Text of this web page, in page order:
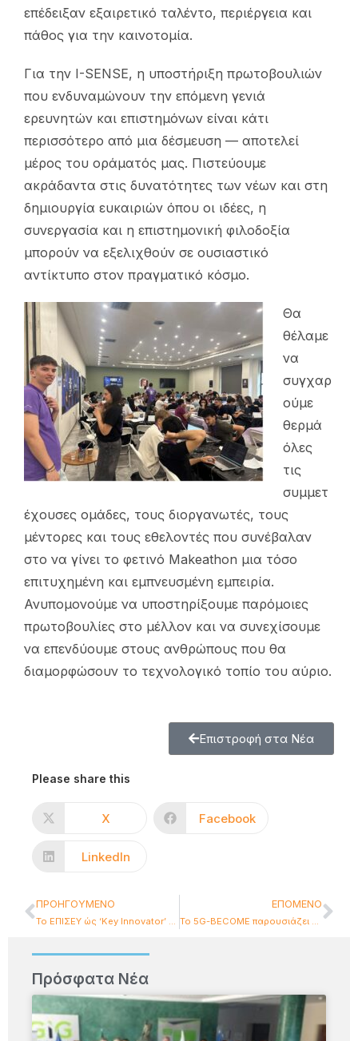
επέδειξαν εξαιρετικό ταλέντο, περιέργεια και
πάθος για την καινοτομία.
Για την I-SENSE, η υποστήριξη πρωτοβουλιών
που ενδυναμώνουν την επόμενη γενιά
ερευνητών και επιστημόνων είναι κάτι
περισσότερο από μια δέσμευση — αποτελεί
μέρος του οράματός μας. Πιστεύουμε
ακράδαντα στις δυνατότητες των νέων και στη
δημιουργία ευκαιριών όπου οι ιδέες, η
συνεργασία και η επιστημονική φιλοδοξία
μπορούν να εξελιχθούν σε ουσιαστικό
αντίκτυπο στον πραγματικό κόσμο.
Θα
θέλαμε
να
συγχαρ
ούμε
θερμά
όλες
τις
συμμετ
έχουσες ομάδες, τους διοργανωτές, τους
μέντορες και τους εθελοντές που συνέβαλαν
στο να γίνει το φετινό Makeathon μια τόσο
επιτυχημένη και εμπνευσμένη εμπειρία.
Ανυπομονούμε να υποστηρίξουμε παρόμοιες
πρωτοβουλίες στο μέλλον και να συνεχίσουμε
να επενδύουμε στους ανθρώπους που θα
διαμορφώσουν το τεχνολογικό τοπίο του αύριο.
Επιστροφή στα Νέα
Please share this
X Facebook
LinkedIn
ΠΡΟΗΓΟΎΜΕΝΟ
Το EΠΙΣΕΥ ώς ‘Κey Innovator’ σύμφωνα με το Innovation Radar της ΕΕ για καινοτόμο εργαλείο στο πλαίσιο του XGAIN
ΕΠΌΜΕΝΟ
Το 5G-BECOME παρουσιάζει το μέλλον της έξυπνης εκπαίδευσης στο ΕΜΠ κατά τη διάρκεια της 2ης δημόσιας εκδήλωσής του
Πρόσφατα Νέα